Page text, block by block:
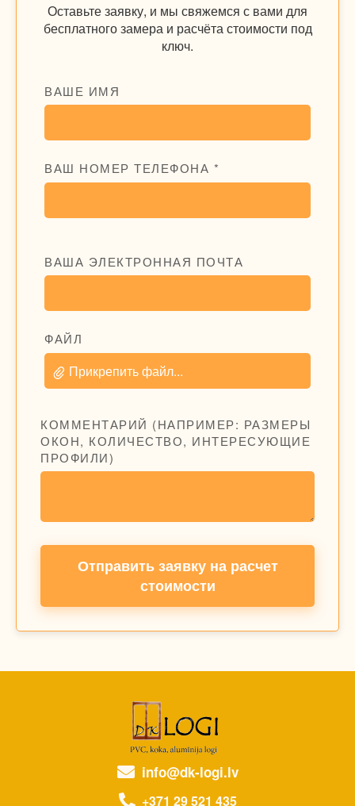
Оставьте заявку, и мы свяжемся с вами для
бесплатного замера и расчёта стоимости под
ключ.
ВАШЕ ИМЯ
ВАШ НОМЕР ТЕЛЕФОНА *
ВАША ЭЛЕКТРОННАЯ ПОЧТА
ФАЙЛ
Прикрепить файл...
КОММЕНТАРИЙ (НАПРИМЕР: РАЗМЕРЫ
ОКОН, КОЛИЧЕСТВО, ИНТЕРЕСУЮЩИЕ
ПРОФИЛИ)
Отправить заявку на расчет
стоимости
info@dk-logi.lv
+371 29 521 435